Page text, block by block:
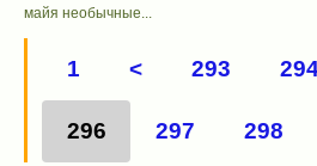
майя необычные...
1 < 293
296 297 298